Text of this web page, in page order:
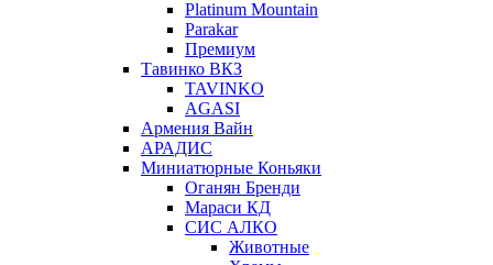
Platinum Mountain
Parakar
Премиум
Тавинко ВКЗ
TAVINKO
AGASI
Армения Вайн
АРАДИС
Миниатюрные Коньяки
Оганян Бренди
Мараси КД
СИС АЛКО
Животные